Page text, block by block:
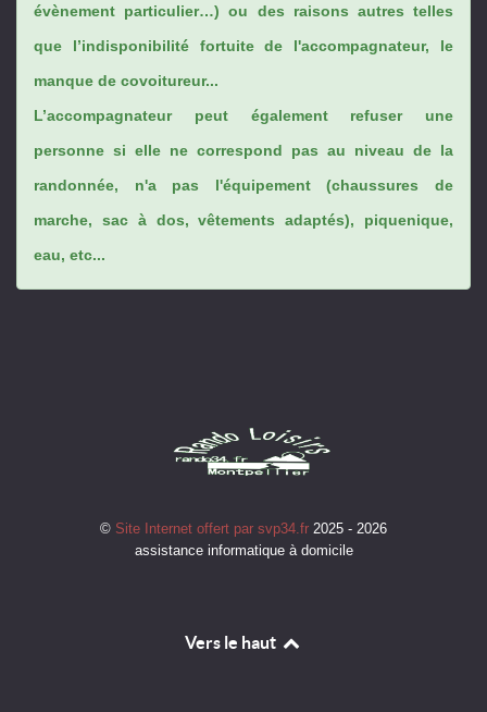
évènement particulier…) ou des raisons autres telles
que l’indisponibilité fortuite de l'accompagnateur, le
manque de covoitureur...
L’accompagnateur peut également refuser une
personne si elle ne correspond pas au niveau de la
randonnée, n'a pas l'équipement (chaussures de
marche, sac à dos, vêtements adaptés), piquenique,
eau, etc...
© Site Internet offert par svp34.fr 2025 - 2026
assistance informatique à domicile
Vers le haut